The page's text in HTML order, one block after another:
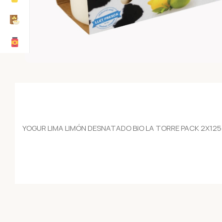
YOGUR LIMA LIMÓN DESNATADO BIO LA TORRE PACK